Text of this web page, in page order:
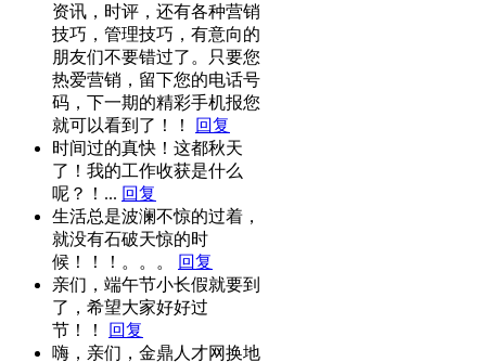
资讯，时评，还有各种营销
技巧，管理技巧，有意向的
朋友们不要错过了。只要您
热爱营销，留下您的电话号
码，下一期的精彩手机报您
就可以看到了！！
回复
时间过的真快！这都秋天
了！我的工作收获是什么
呢？！... 回复
生活总是波澜不惊的过着，
就没有石破天惊的时
候！！！。。。
回复
亲们，端午节小长假就要到
了，希望大家好好过
节！！
回复
嗨，亲们，金鼎人才网换地